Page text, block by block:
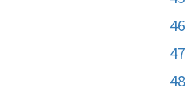
46
47
48